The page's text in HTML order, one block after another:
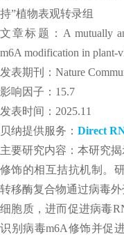
持”植物表观转录组
文章标题：A mutually
m6A modification in plant-
发表期刊：Nature
影响因子：15.7
发表时间：2025.11
贝纳提供服务： Direct
主要研究内容：本研究
修饰的相互拮抗机制。
转移酶复合物通过病毒
细胞质，进而促进病毒
识别病毒m6A修饰并促